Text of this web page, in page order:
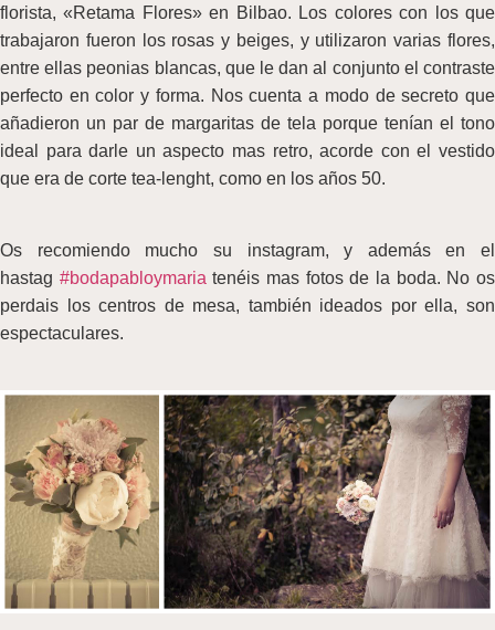
florista, «Retama Flores» en Bilbao. Los colores con los que
trabajaron fueron los rosas y beiges, y utilizaron varias flores,
entre ellas peonias blancas, que le dan al conjunto el contraste
perfecto en color y forma. Nos cuenta a modo de secreto que
añadieron un par de margaritas de tela porque tenían el tono
ideal para darle un aspecto mas retro, acorde con el vestido
que era de corte tea-lenght, como en los años 50.
Os recomiendo mucho su instagram, y además en el
hastag #bodapabloymaria tenéis mas fotos de la boda. No os
perdais los centros de mesa, también ideados por ella, son
espectaculares.